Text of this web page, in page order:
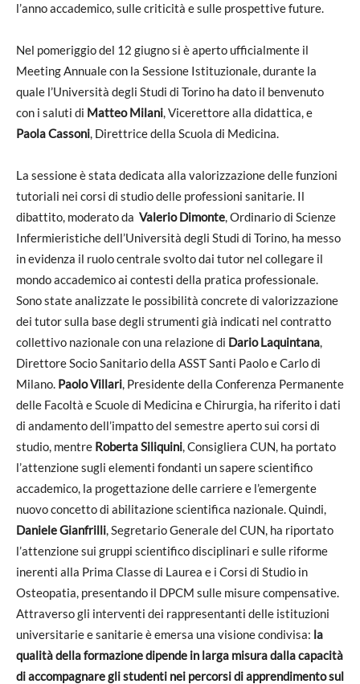
l’anno accademico, sulle criticità e sulle prospettive future.
Nel pomeriggio del 12 giugno si è aperto ufficialmente il
Meeting Annuale con la Sessione Istituzionale, durante la
quale l’Università degli Studi di Torino ha dato il benvenuto
con i saluti di Matteo Milani, Vicerettore alla didattica, e
Paola Cassoni, Direttrice della Scuola di Medicina.
La sessione è stata dedicata alla valorizzazione delle funzioni
tutoriali nei corsi di studio delle professioni sanitarie. Il
dibattito, moderato da Valerio Dimonte, Ordinario di Scienze
Infermieristiche dell’Università degli Studi di Torino, ha messo
in evidenza il ruolo centrale svolto dai tutor nel collegare il
mondo accademico ai contesti della pratica professionale.
Sono state analizzate le possibilità concrete di valorizzazione
dei tutor sulla base degli strumenti già indicati nel contratto
collettivo nazionale con una relazione di Dario Laquintana,
Direttore Socio Sanitario della ASST Santi Paolo e Carlo di
Milano. Paolo Villari, Presidente della Conferenza Permanente
delle Facoltà e Scuole di Medicina e Chirurgia, ha riferito i dati
di andamento dell’impatto del semestre aperto sui corsi di
studio, mentre Roberta Siliquini, Consigliera CUN, ha portato
l’attenzione sugli elementi fondanti un sapere scientifico
accademico, la progettazione delle carriere e l’emergente
nuovo concetto di abilitazione scientifica nazionale. Quindi,
Daniele Gianfrilli, Segretario Generale del CUN, ha riportato
l’attenzione sui gruppi scientifico disciplinari e sulle riforme
inerenti alla Prima Classe di Laurea e i Corsi di Studio in
Osteopatia, presentando il DPCM sulle misure compensative.
Attraverso gli interventi dei rappresentanti delle istituzioni
universitarie e sanitarie è emersa una visione condivisa: la
qualità della formazione dipende in larga misura dalla capacità
di accompagnare gli studenti nei percorsi di apprendimento sul